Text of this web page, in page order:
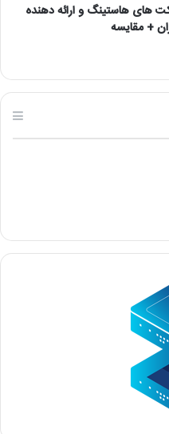
های هاستینگ و ارائه دهنده
+ مقایسه